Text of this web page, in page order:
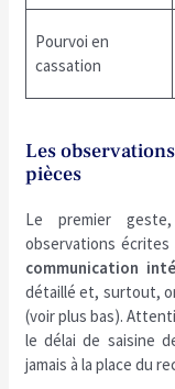
Pourvoi en
cassation
Les
pièces
Le premier
observations écrites
communication
détaillé et, surtout,
(voir plus bas).
le délai de saisine
jamais à la place du